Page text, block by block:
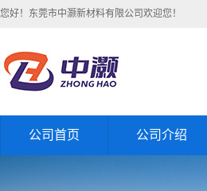
您好！东莞市中灏新材料有限公司欢迎您！
公司首页 公司介绍